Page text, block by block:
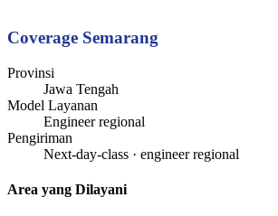
Coverage Semarang
Provinsi
Jawa Tengah
Model Layanan
Engineer regional
Pengiriman
Next-day-class · engineer regional
Area yang Dilayani